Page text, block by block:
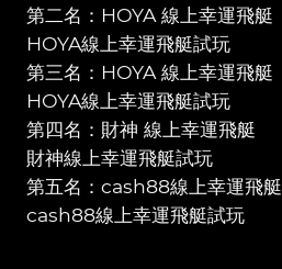
第二名：HOYA 線上幸運飛艇
HOYA線上幸運飛艇試玩
第三名：HOYA 線上幸運飛艇
HOYA線上幸運飛艇試玩
第四名：財神 線上幸運飛艇
財神線上幸運飛艇試玩
第五名：cash88線上幸運飛艇
cash88線上幸運飛艇試玩